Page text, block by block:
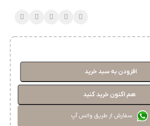
افزودن به سبد خرید
هم اکنون خرید کنید
سفارش از طریق واتس آپ